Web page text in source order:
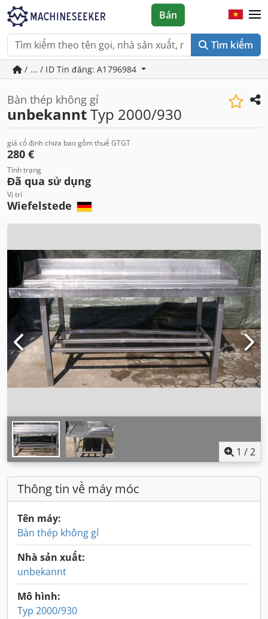
Tìm kiếm
Bán
/ ... / ID Tin đăng: A1796984
Bàn thép không gỉ
unbekanntTyp 2000/930
giá cố định chưa bao gồm thuế GTGT
280 €
Tình trạng
Đã qua sử dụng
Vị trí
Wiefelstede
1 /2
Thông tin về máy móc
Tên máy:
Bàn thép không gỉ
Nhà sản xuất:
unbekannt
Mô hình:
Typ 2000/930